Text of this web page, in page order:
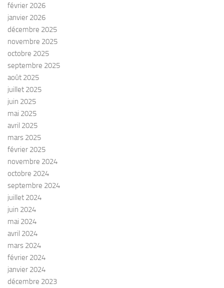
février 2026
janvier 2026
décembre 2025
novembre 2025
octobre 2025
septembre 2025
août 2025
juillet 2025
juin 2025
mai 2025
avril 2025
mars 2025
février 2025
novembre 2024
octobre 2024
septembre 2024
juillet 2024
juin 2024
mai 2024
avril 2024
mars 2024
février 2024
janvier 2024
décembre 2023